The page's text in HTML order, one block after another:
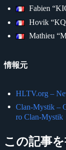
Fabien
Hovik
Mathieu
情報元
HLTV.org –
Clan-Mystik –
ro Clan-Mystik
この記事